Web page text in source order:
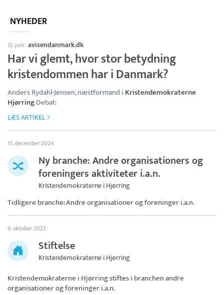
NYHEDER
13. juni ·avisendanmark.dk
Har vi glemt, hvor stor betydning
kristendommen har i Danmark?
Anders Rydahl-Jensen, næstformand i Kristendemokraterne
HjørringDebat:
LÆS ARTIKEL
31. december 2024
Ny branche: Andre organisationers og
foreningers aktiviteter i.a.n.
Kristendemokraterne i Hjørring
Tidligere branche: Andre organisationer og foreninger i.a.n.
9. oktober 2023
Stiftelse
Kristendemokraterne i Hjørring
Kristendemokraterne i Hjørringstiftes i branchen andre
organisationer og foreninger i.a.n.